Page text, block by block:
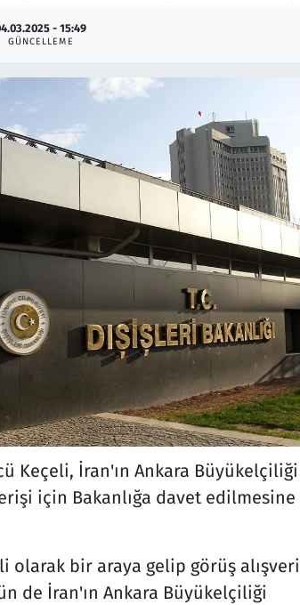
- 15:49
GÜNCELLEME
Keçeli, İran'ın Ankara Büyükelçiliği
için Bakanlığa davet
olarak bir araya gelip görüş
de İran'ın Ankara Büyükelçiliği